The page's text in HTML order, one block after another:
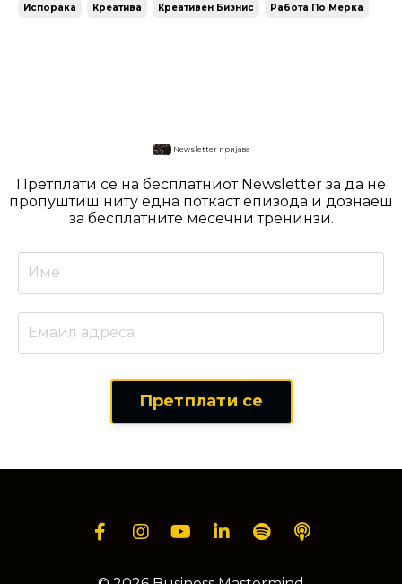
Испорака Креатива Креативен Бизнис Работа По Мерка
Newsletter пријава
Претплати се на бесплатниот Newsletter за да не
пропуштиш ниту една поткаст епизода и дознаеш
за бесплатните месечни тренинзи.
Претплати се